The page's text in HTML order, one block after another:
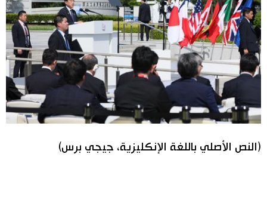
(النص الأصلي باللغة الإنكليزية، جيجي برس)